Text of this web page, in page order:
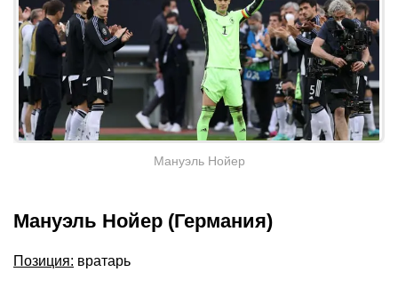
Мануэль Нойер
Мануэль Нойер (Германия)
Позиция: вратарь